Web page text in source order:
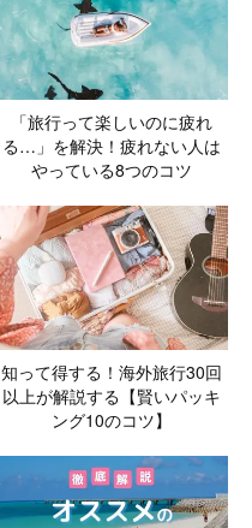
「旅行って楽しいのに疲れ
る…」を解決！疲れない人は
やっている8つのコツ
知って得する！海外旅行30回
以上が解説する【賢いパッキ
ング10のコツ】